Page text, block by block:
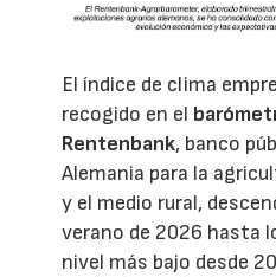
El índice de clima
recogido en el
Rentenbank, banco
Alemania para la
y el medio rural,
verano de 2026 hasta
nivel más bajo desde